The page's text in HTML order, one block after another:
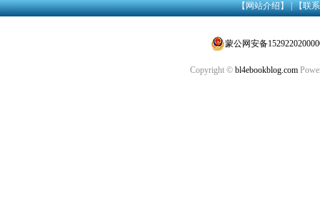
【网站介绍】|【联
蒙公网安备
Copyright © bl4ebookblog.com